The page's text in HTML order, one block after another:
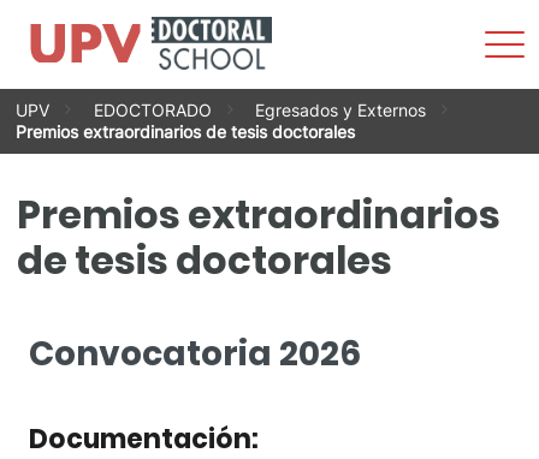
Saltar
contenido
UPV EDOCTORADO
Egresados y Externos
Premios extraordinarios de tesis doctorales
Premios extraordinarios
de tesis doctorales
Convocatoria 2026
Documentación: